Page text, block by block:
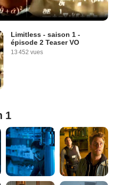
Limitless - saison 1 -
épisode 2 Teaser VO
13 452 vues
1